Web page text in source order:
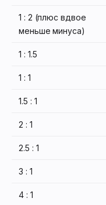
1 : 2 (плюс вдвое
меньше минуса)
1 : 1.5
1 : 1
1.5 : 1
2 : 1
2.5 : 1
3 : 1
4 : 1